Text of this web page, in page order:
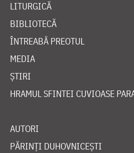
LITURGICĂ
BIBLIOTECĂ
ÎNTREABĂ PREOTUL
MEDIA
ȘTIRI
HRAMUL SFINTEI CUVIOASE
AUTORI
PĂRINȚI DUHOVNICEȘTI